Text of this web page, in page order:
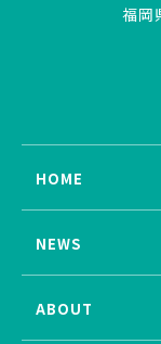
福岡
HOME
NEWS
ABOUT